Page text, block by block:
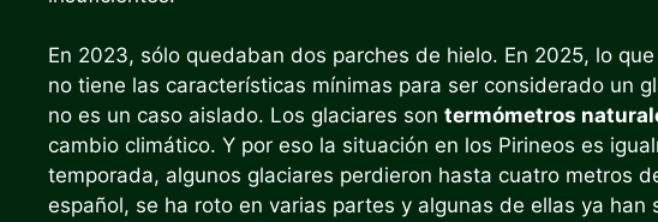
En 2023, sólo quedaban dos parches de hielo. En 2025, lo
no tiene las características mínimas para ser considerado un
no es un caso aislado. Los glaciares son termómetros
cambio climático. Y por eso la situación en los Pirineos es
temporada, algunos glaciares perdieron hasta cuatro metros
español, se ha roto en varias partes y algunas de ellas ya